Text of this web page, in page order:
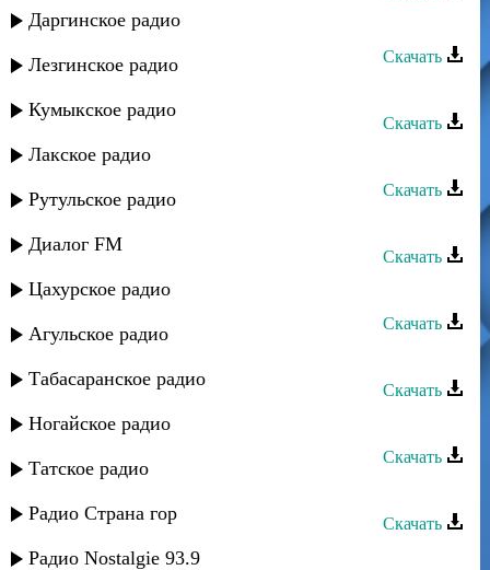
Даргинское радио
Лезгинское радио
Кумыкское радио
Лакское радио
Рутульское радио
Диалог FM
Цахурское радио
Агульское радио
Табасаранское радио
Ногайское радио
Татское радио
Радио Страна гор
Радио Nostalgie 93.9
Сеня Рабаев - Узундара
Скачать
Скачать
Сеня Рабаев - Остров невезения
Скачать
Скачать
Сеня Рабаев - На Востоке
Скачать
Скачать
Сеня Рабаев - Агабала
Скачать
Скачать
Сеня Рабаев - Интизар